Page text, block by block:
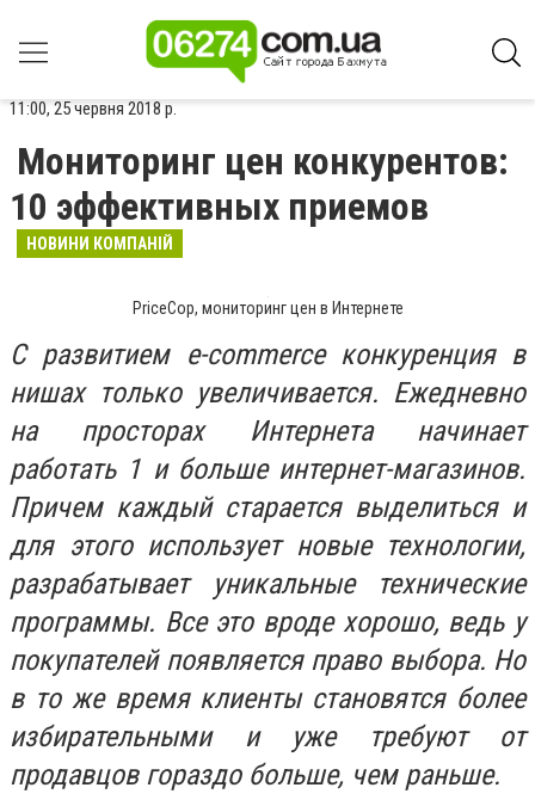
11:00, 25 червня 2018 р.
Мониторинг цен конкурентов:
10 эффективных приемов
НОВИНИ КОМПАНІЙ
PriceCop, мониторинг цен в Интернете
С развитием e-commerce конкуренция в
нишах только увеличивается. Ежедневно
на просторах Интернета начинает
работать 1 и больше интернет-магазинов.
Причем каждый старается выделиться и
для этого использует новые технологии,
разрабатывает уникальные технические
программы. Все это вроде хорошо, ведь у
покупателей появляется право выбора. Но
в то же время клиенты становятся более
избирательными и уже требуют от
продавцов гораздо больше, чем раньше.